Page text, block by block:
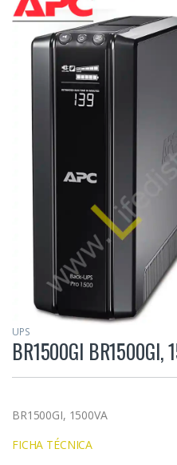
UPS
BR1500GI BR1500GI,
BR1500GI, 1500VA
FICHA TÉCNICA